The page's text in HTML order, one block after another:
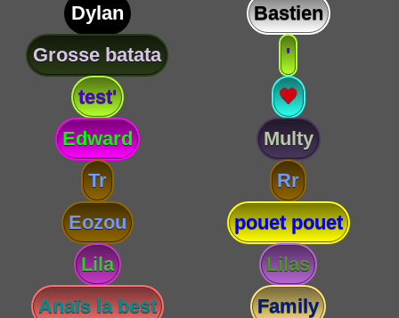
Dylan
Bastien
Grosse batata
'
test'
💗
Edward
Multy
Tr
Rr
Eozou
pouet pouet
Lila
Lilas
Anaïs la best
Family